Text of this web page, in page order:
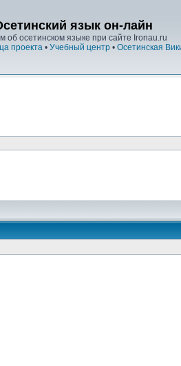
язык он-лайн
об осетинском языке при сайте Ironau.ru
проекта • Учебный центр • Осетинская